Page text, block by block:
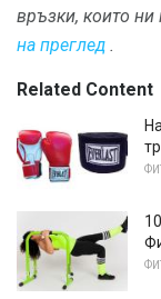
връзки, които ни
на преглед .
Related Content